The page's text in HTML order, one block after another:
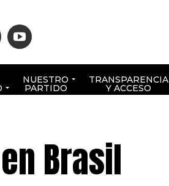
NUESTRO
PARTIDO
TRANSPARENCIA
Y ACCESO
Brasil